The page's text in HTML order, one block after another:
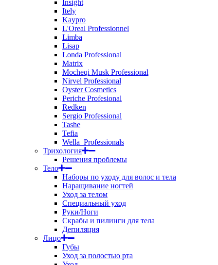
Insight
Itely
Kaypro
L'Oreal Professionnel
Limba
Lisap
Londa Professional
Matrix
Mocheqi Musk Professional
Nirvel Professional
Oyster Cosmetics
Periche Profesional
Redken
Sergio Professional
Tashe
Tefia
Wella_Professionals
Трихология
Решения проблемы
Тело
Наборы по уходу для волос и тела
Наращивание ногтей
Уход за телом
Специальный уход
Руки/Ноги
Скрабы и пилинги для тела
Депиляция
Лицо
Губы
Уход за полостью рта